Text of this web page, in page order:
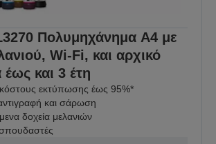
Πολυμηχάνημα A4 με
Wi-Fi, και αρχικό
έως και 3 έτη
εκτύπωσης έως 95%*
και σάρωση
δοχεία μελανιών
σπουδαστές